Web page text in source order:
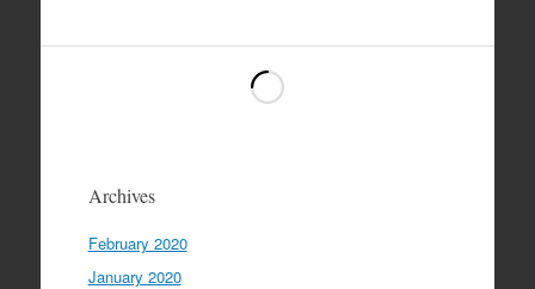
Archives
February 2020
January 2020